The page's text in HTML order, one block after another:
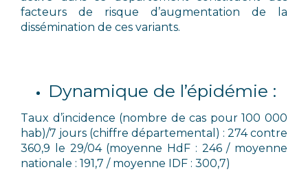
facteurs de risque d’augmentation de la
dissémination de ces variants.
Dynamique de l’épidémie :
Taux d’incidence (nombre de cas pour 100 000
hab)/7 jours (chiffre départemental) : 274 contre
360,9 le 29/04 (moyenne HdF : 246 / moyenne
nationale : 191,7 / moyenne IDF : 300,7)